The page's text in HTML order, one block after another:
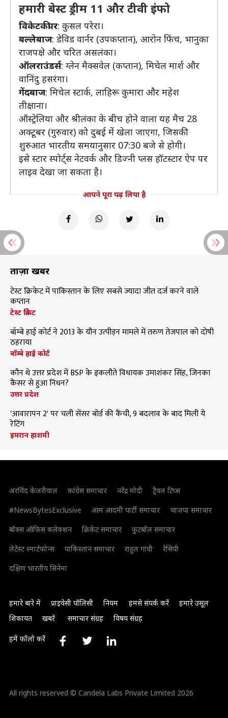
हमारी बेस्ट ड्रीम 11 और टीवी इंफो
विकेटकीपर: कुसल परेरा।
बल्लेबाज: डेविड वार्नर (उपकप्तान), आरोन फिंच, भानुका
राजपक्षे और चरित असलंका।
ऑलराउंडर्स: ग्लेन मैक्सवेल (कप्तान), मिचेल मार्श और
वानिंदु हसरंगा।
गेंदबाज: मिचेल स्टार्क, लाहिरू कुमारा और महेश
तीक्षाना।
ऑस्ट्रेलिया और श्रीलंका के बीच होने वाला यह मैच 28
अक्टूबर (गुरुवार) को दुबई में खेला जाएगा, जिसकी
शुरुआत भारतीय समयानुसार 07:30 बजे से होगी।
इसे स्टार स्पोर्ट्स नेटवर्क और डिज्नी प्लस हॉटस्टार ऐप पर
लाइव देखा जा सकता है।
आपने पूरा पढ़ लिया है
ताज़ा खबरें
टेस्ट क्रिकेट में पाकिस्तान के लिए सबसे ज्यादा जीत दर्ज करने वाले
कप्तान
टेस्ट क्रिकेट
बॉम्बे हाई कोर्ट ने 2013 के यौन उत्पीड़न मामले में तरुण तेजपाल को दोषी
ठहराया
बॉम्बे हाई कोर्ट
कौन थे उत्तर प्रदेश में BSP के इकलौते विधायक उमाशंकर सिंह, जिनका
कैंसर से हुआ निधन?
उत्तर प्रदेश
'आवारापन 2' पर चली सेंसर बोर्ड की कैंची, 9 बदलाव के बाद मिली ये
रेटिंग
इमरान हाशमी
अरविंद केजरीवाल कांग्रेस समाचार नरेंद्र मोदी
ट्रैवल टिप्स
#NewsBytesExclusive
आम आदमी पार्टी समाचार
भाजपा समाचार
बॉक्स ऑफिस कलेक्शन
क्रिकेट समाचार
फुटबॉल समाचार
लेटेस्ट स्मार्टफोन्स
पाकिस्तान समाचार राहुल गांधी
रेसिपी
दक्षिण भारतीय सिनेमा
हमारे बारे में प्राइवेसी पॉलिसी नियम हमसे संपर्क करें
हमारे उसूल
शिकायत
खबरें समाचार संग्रह विषय संग्रह
हमें फॉलो करें
All rights reserved © Candela Labs Private Limited 2026